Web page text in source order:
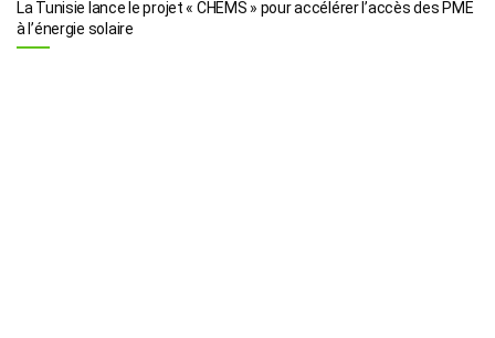
La Tunisie lance le projet « CHEMS » pour accélérer l’accès des PME
à l’énergie solaire